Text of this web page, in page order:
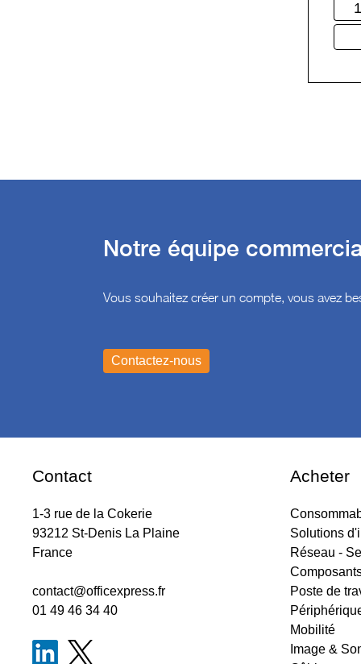
Notre équipe
Vous souhaitez créer un compte, vous avez
Contact
1-3 rue de la Cokerie
93212 St-Denis La Plaine
France
contact@officexpress.fr
01 49 46 34 40
Acheter
Solutions
Réseau -
Poste de
Mobilité
Image &